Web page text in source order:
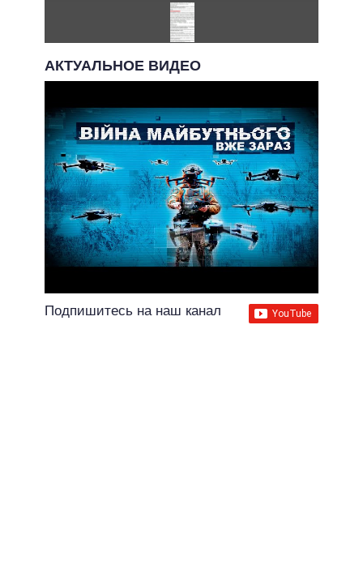
АКТУАЛЬНОЕ ВИДЕО
Подпишитесь на наш канал